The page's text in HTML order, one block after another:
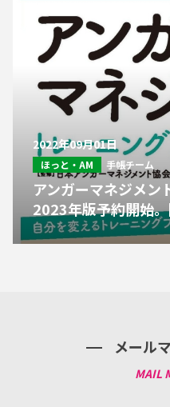
2022年09月01日
ほっと・AM 手帳チーム
アンガーマネジメン
2023年版予約開始
メール